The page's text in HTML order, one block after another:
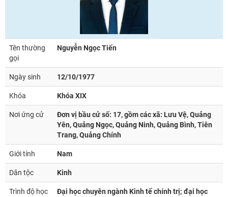
Tên thường
gọi
Nguyễn Ngọc Tiến
Ngày sinh 12/10/1977
Khóa Khóa XIX
Nơi ứng cử
Đơn vị bầu cử số: 17, gồm các xã: Lưu Vệ, Quảng
Yên, Quảng Ngọc, Quảng Ninh, Quảng Bình, Tiên
Trang, Quảng Chính
Giới tính Nam
Dân tộc Kinh
Trình độ học
Đại học chuyên ngành Kinh tế chính trị; đại học